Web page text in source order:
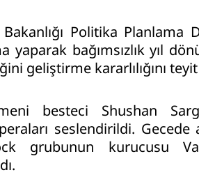
Politika Planlama
bağımsızlık yıl
geliştirme kararlılığını
besteci Shushan
seslendirildi.
grubunun kurucusu